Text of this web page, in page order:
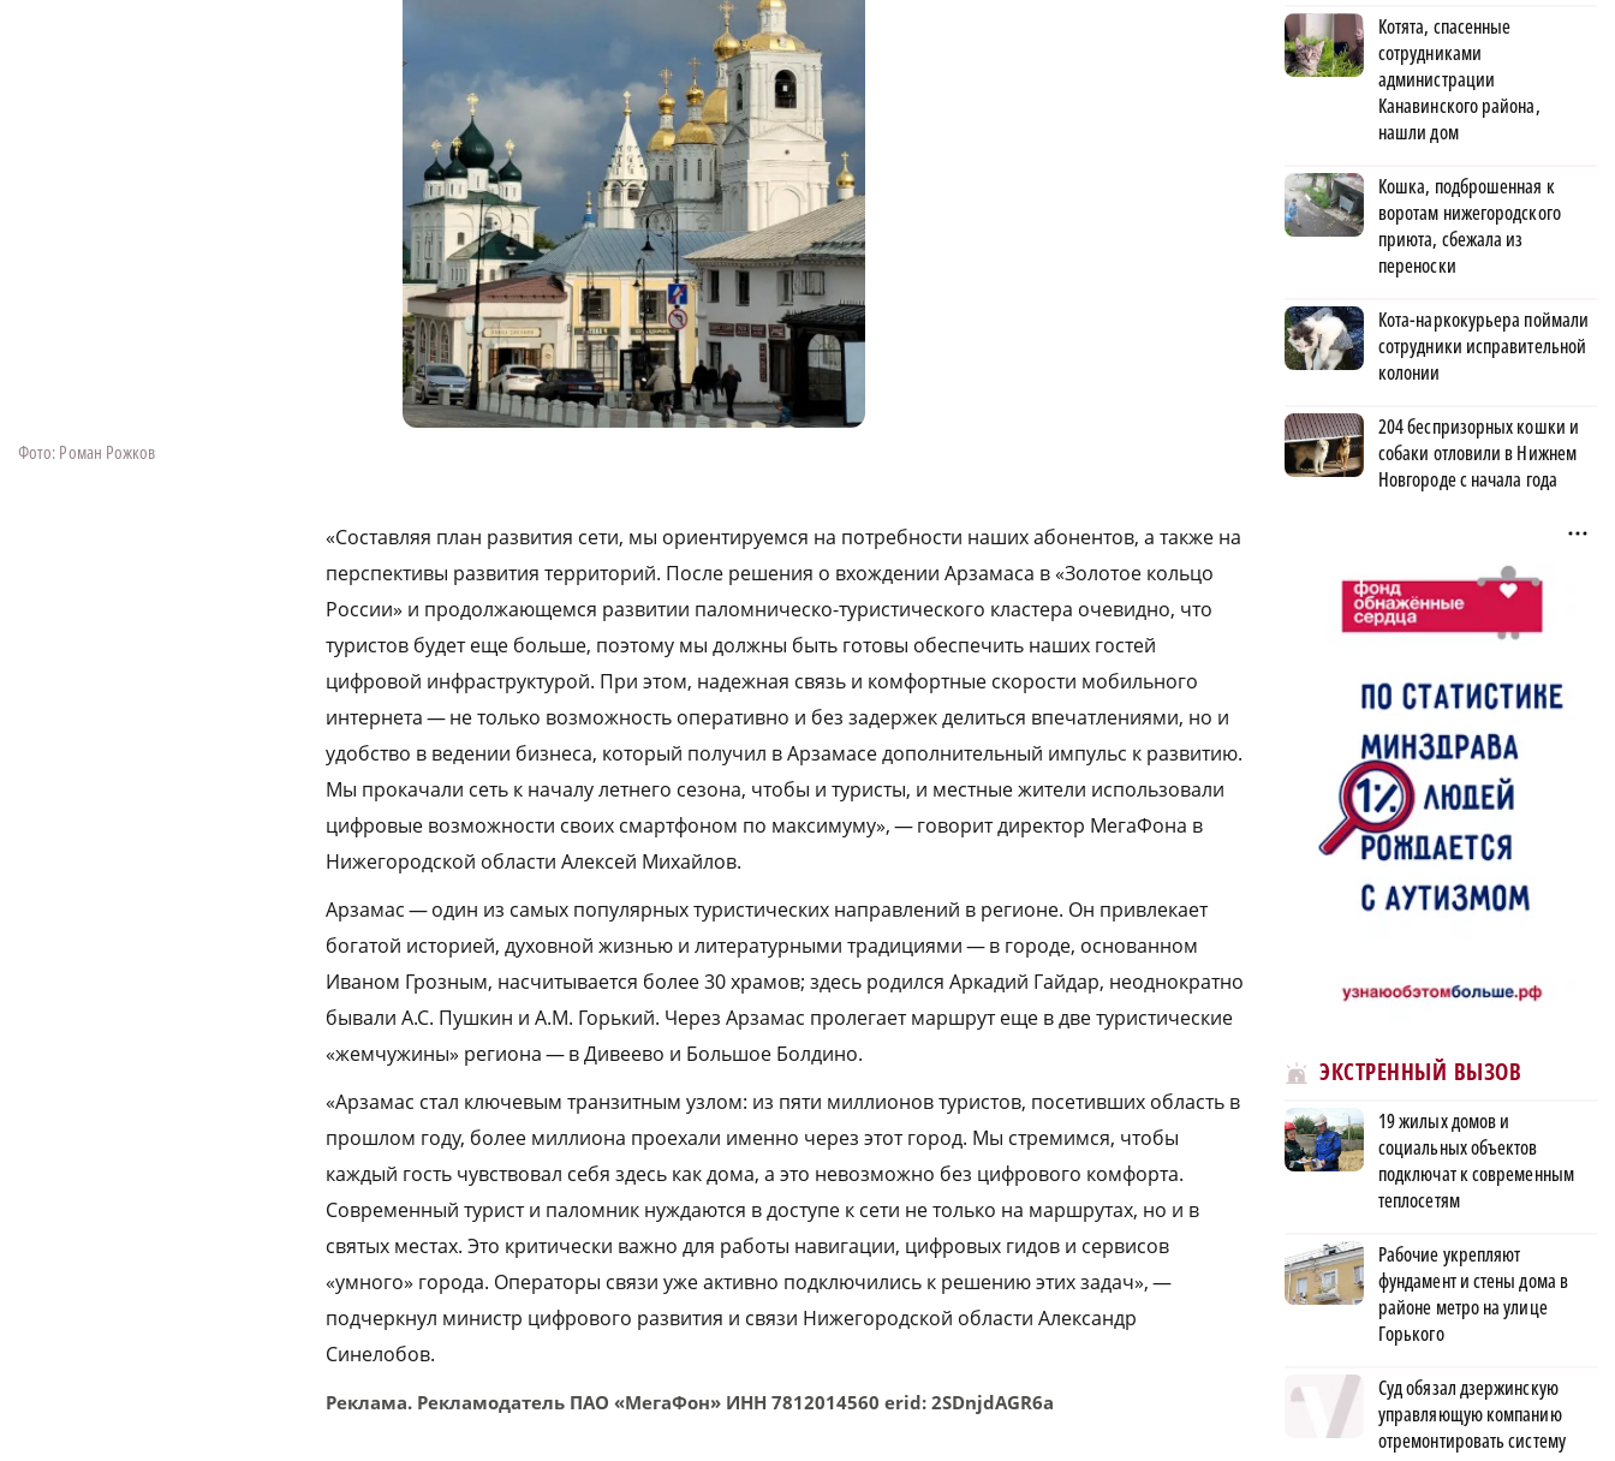
Фото: Роман Рожков
«Составляя план развития сети, мы ориентируемся на потребности наших абонентов, а также на
перспективы развития территорий. После решения о вхождении Арзамаса в «Золотое кольцо
России» и продолжающемся развитии паломническо-туристического кластера очевидно, что
туристов будет еще больше, поэтому мы должны быть готовы обеспечить наших гостей
цифровой инфраструктурой. При этом, надежная связь и комфортные скорости мобильного
интернета — не только возможность оперативно и без задержек делиться впечатлениями, но и
удобство в ведении бизнеса, который получил в Арзамасе дополнительный импульс к развитию.
Мы прокачали сеть к началу летнего сезона, чтобы и туристы, и местные жители использовали
цифровые возможности своих смартфоном по максимуму», — говорит директор МегаФона в
Нижегородской области Алексей Михайлов.
Арзамас — один из самых популярных туристических направлений в регионе. Он привлекает
богатой историей, духовной жизнью и литературными традициями — в городе, основанном
Иваном Грозным, насчитывается более 30 храмов; здесь родился Аркадий Гайдар, неоднократно
бывали А.С. Пушкин и А.М. Горький. Через Арзамас пролегает маршрут еще в две туристические
«жемчужины» региона — в Дивеево и Большое Болдино.
«Арзамас стал ключевым транзитным узлом: из пяти миллионов туристов, посетивших область в
прошлом году, более миллиона проехали именно через этот город. Мы стремимся, чтобы
каждый гость чувствовал себя здесь как дома, а это невозможно без цифрового комфорта.
Современный турист и паломник нуждаются в доступе к сети не только на маршрутах, но и в
святых местах. Это критически важно для работы навигации, цифровых гидов и сервисов
«умного» города. Операторы связи уже активно подключились к решению этих задач», —
подчеркнул министр цифрового развития и связи Нижегородской области Александр
Синелобов.
Реклама. Рекламодатель ПАО «МегаФон» ИНН 7812014560 erid: 2SDnjdAGR6a
Котята, спасенные
сотрудниками
администрации
Канавинского района,
нашли дом
Кошка, подброшенная к
воротам нижегородского
приюта, сбежала из
переноски
Кота-наркокурьера поймали
сотрудники исправительной
колонии
204 беспризорных кошки и
собаки отловили в Нижнем
Новгороде с начала года
ЭКСТРЕННЫЙ ВЫЗОВ
19 жилых домов и
социальных объектов
подключат к современным
теплосетям
Рабочие укрепляют
фундамент и стены дома в
районе метро на улице
Горького
Суд обязал дзержинскую
управляющую компанию
отремонтировать систему